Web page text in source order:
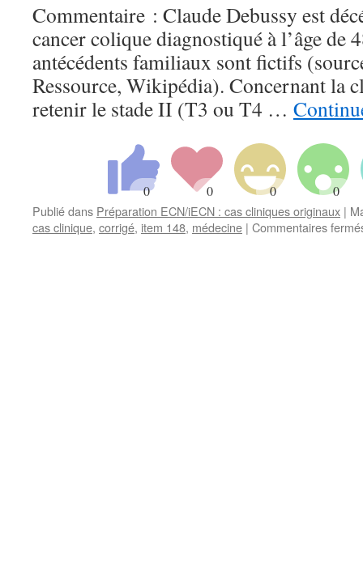
Commentaire : Claude Debussy est
cancer colique diagnostiqué à l’âge de
antécédents familiaux sont fictifs
Ressource, Wikipédia). Concernant la
retenir le stade II (T3 ou T4 …
Publié dans Préparation ECN/iECN : cas cliniques originaux |
cas clinique, corrigé, item 148, médecine | Commentaires